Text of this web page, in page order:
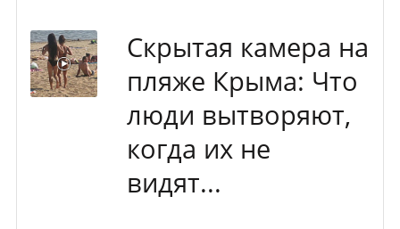
Скрытая камера на
пляже Крыма: Что
люди вытворяют,
когда их не
видят...